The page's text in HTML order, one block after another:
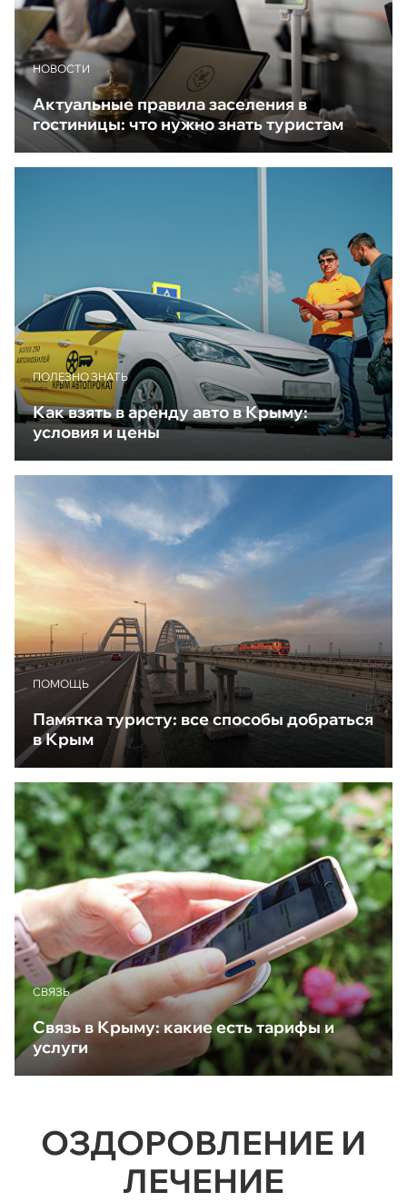
НОВОСТИ
Актуальные правила заселения в
гостиницы: что нужно знать туристам
ПОЛЕЗНО ЗНАТЬ
Как взять в аренду авто в Крыму:
условия и цены
ПОМОЩЬ
Памятка туристу: все способы добраться
в Крым
CВЯЗЬ
Связь в Крыму: какие есть тарифы и
услуги
ОЗДОРОВЛЕНИЕ И
ЛЕЧЕНИЕ